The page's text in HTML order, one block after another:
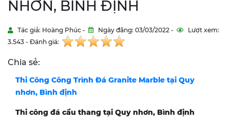
NHƠN, BÌNH ĐỊNH
Tác giả: Hoàng Phúc - Ngày đăng: 03/03/2022 -
Lượt xem:
3.543 - Đánh giá:
Chia sẻ:
Thi Công Công Trình Đá Granite Marble tại Quy
nhơn, Bình định
Thi công đá cầu thang tại Quy nhơn, Bình định